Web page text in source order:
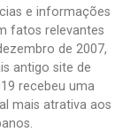
e informações
fatos relevantes
de 2007,
antigo site de
recebeu uma
mais atrativa aos